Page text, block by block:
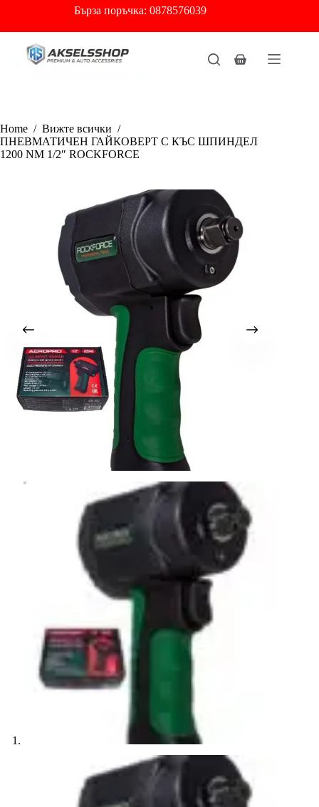
content
Бърза поръчка: 0878576039
Shopping
Home / Вижте всички /
ПНЕВМАТИЧЕН ГАЙКОВЕРТ С КЪС ШПИНДЕЛ
1200 NМ 1/2″ ROCKFORCE